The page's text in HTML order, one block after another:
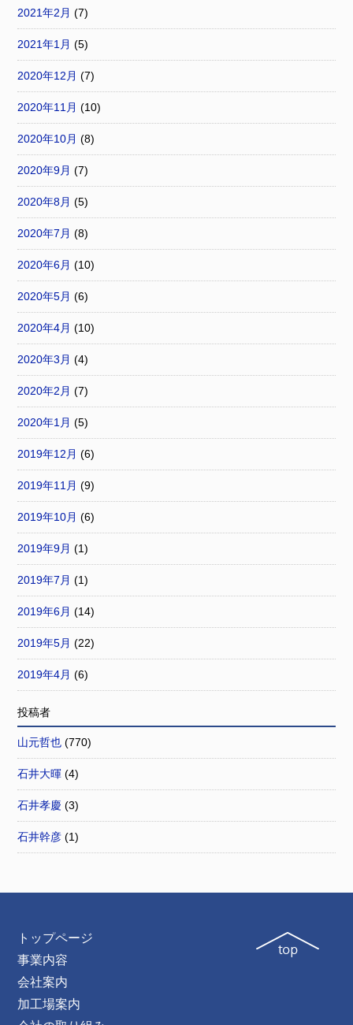
2021年2月 (7)
2021年1月 (5)
2020年12月 (7)
2020年11月 (10)
2020年10月 (8)
2020年9月 (7)
2020年8月 (5)
2020年7月 (8)
2020年6月 (10)
2020年5月 (6)
2020年4月 (10)
2020年3月 (4)
2020年2月 (7)
2020年1月 (5)
2019年12月 (6)
2019年11月 (9)
2019年10月 (6)
2019年9月 (1)
2019年7月 (1)
2019年6月 (14)
2019年5月 (22)
2019年4月 (6)
投稿者
山元哲也 (770)
石井大暉 (4)
石井孝慶 (3)
石井幹彦 (1)
トップページ
事業内容
会社案内
加工場案内